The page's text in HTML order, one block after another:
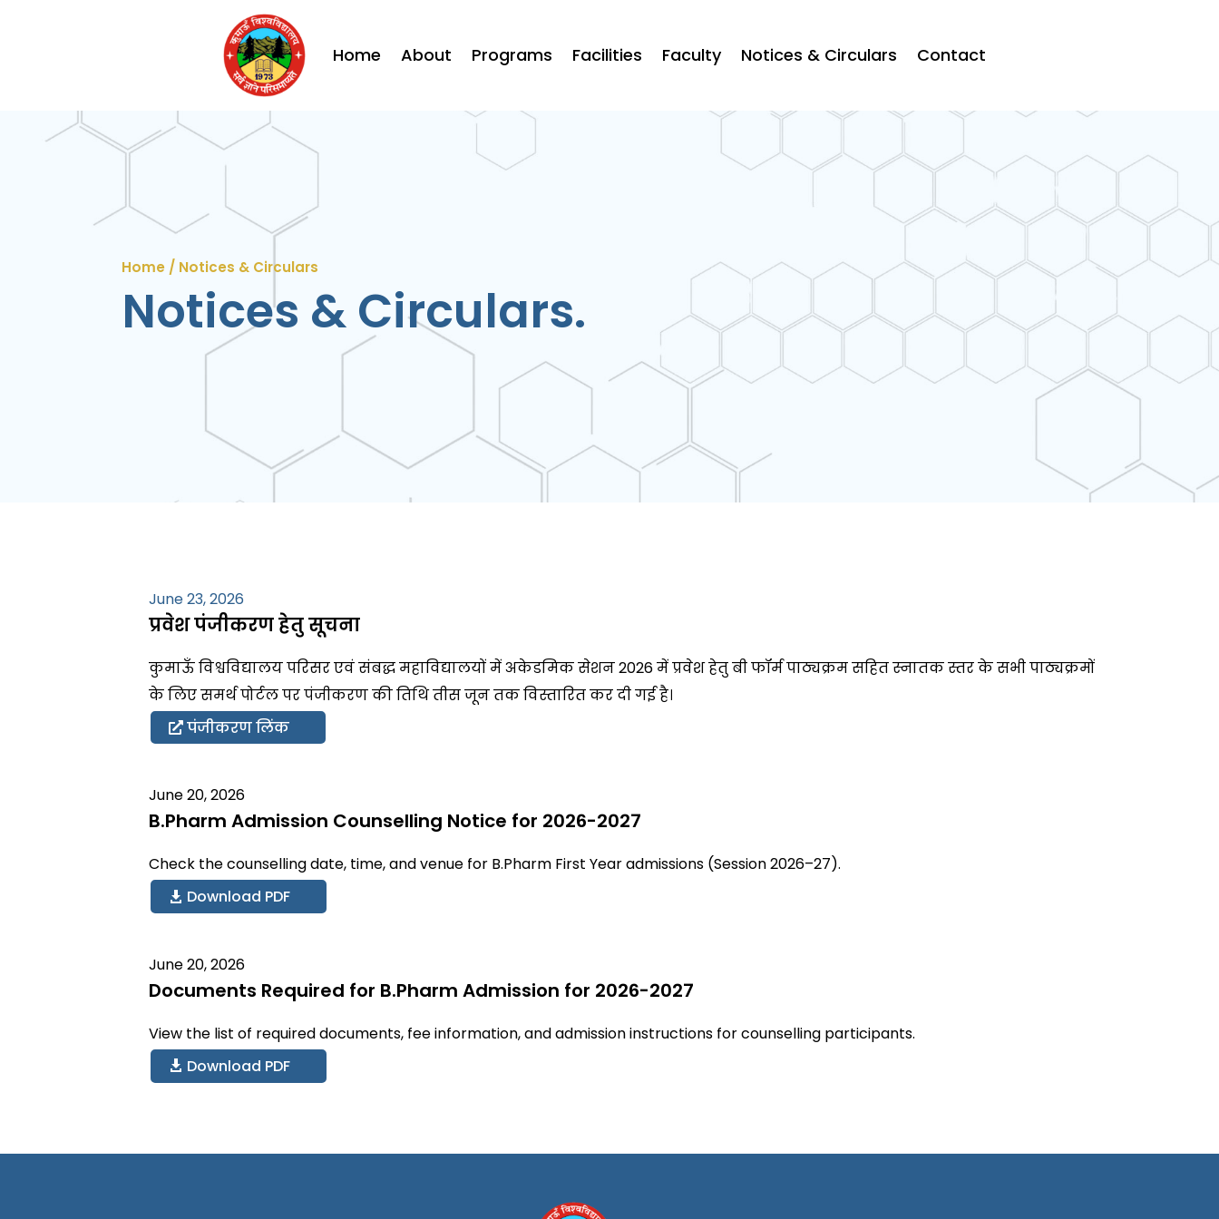
Home About Programs Facilities Faculty Notices & Circulars Contact
Home / Notices & Circulars
Notices & Circulars.
June 23, 2026
प्रवेश पंजीकरण हेतु सूचना
कुमाऊँ विश्वविद्यालय परिसर एवं संबद्ध महाविद्यालयों में अकेडमिक सेशन 2026 में प्रवेश हेतु बी फॉर्म पाठ्यक्रम सहित स्नातक स्तर के सभी पाठ्यक्रमों
के लिए समर्थ पोर्टल पर पंजीकरण की तिथि तीस जून तक विस्तारित कर दी गई है।
पंजीकरण लिंक
June 20, 2026
B.Pharm Admission Counselling Notice for 2026-2027
Check the counselling date, time, and venue for B.Pharm First Year admissions (Session 2026–27).
Download PDF
June 20, 2026
Documents Required for B.Pharm Admission for 2026-2027
View the list of required documents, fee information, and admission instructions for counselling participants.
Download PDF